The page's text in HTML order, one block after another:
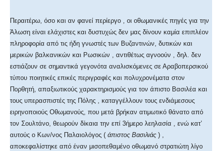
Περαιτέρω, όσο και αν φανεί περίεργο , οι οθωμανικές πηγές για την
Άλωση είναι ελάχιστες και δυστυχώς δεν μας δίνουν καμία επιπλέον
πληροφορία από τις ήδη γνωστές των Βυζαντινών, δυτικών και
μερικών βαλκανικών και Ρωσικών , αντιθέτως αγνοούν , δηλ. δεν
εστιάζουν σε σημαντικά γεγονότα αναλισκόμενες σε Αραβοπερσικού
τύπου ποιητικές επικές περιγραφές και πολυχρονέματα στον
Πορθητή, απαξιωτικούς χαρακτηρισμούς για τον άπιστο Βασιλέα και
τους υπερασπιστές της Πόλης , καταγγέλλουν τους ενδιάμεσους
ειρηνοποιούς Οθωμανούς, που μετά βρήκαν ατιμωτικό θάνατο από
τον Σουλτάνο, θεωρούν δίκαια την επί 3ήμερο λεηλασία , ενώ κατ’
αυτούς ο Κων/νος Παλαιολόγος ( άπιστος Βασιλιάς ) ,
αποκεφαλίστηκε από έναν μισοπεθαμένο οθωμανό στρατιώτη λίγο